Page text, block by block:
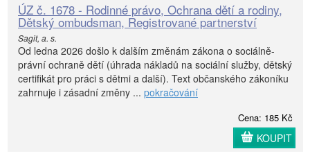
ÚZ č. 1678 - Rodinné právo, Ochrana dětí a rodiny,
Dětský ombudsman, Registrované partnerství
Sagit, a. s.
Od ledna 2026 došlo k dalším změnám zákona o sociálně-
právní ochraně dětí (úhrada nákladů na sociální služby, dětský
certifikát pro práci s dětmi a další). Text občanského zákoníku
zahrnuje i zásadní změny ... pokračování
Cena: 185 Kč
KOUPIT